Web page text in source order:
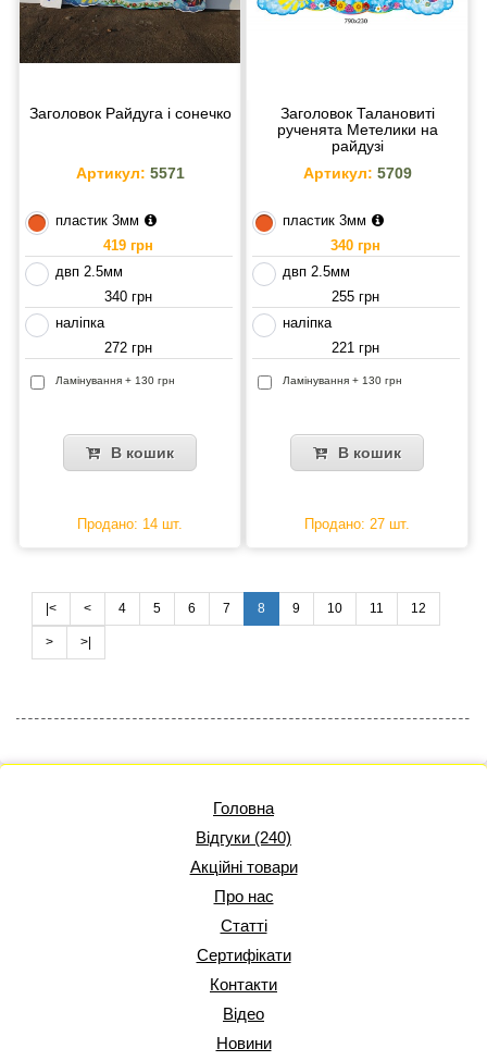
Заголовок Райдуга і сонечко
Артикул: 5571
пластик 3мм
419 грн
двп 2.5мм
340 грн
наліпка
272 грн
Ламінування + 130 грн
В кошик
Продано: 14 шт.
Заголовок Талановиті
рученята Метелики на
райдузі
Артикул: 5709
пластик 3мм
340 грн
двп 2.5мм
255 грн
наліпка
221 грн
Ламінування + 130 грн
В кошик
Продано: 27 шт.
|< < 4 5 6 7 8 9 10 11 12
> >|
Головна
Відгуки (240)
Акційні товари
Про нас
Статті
Сертифікати
Контакти
Відео
Новини